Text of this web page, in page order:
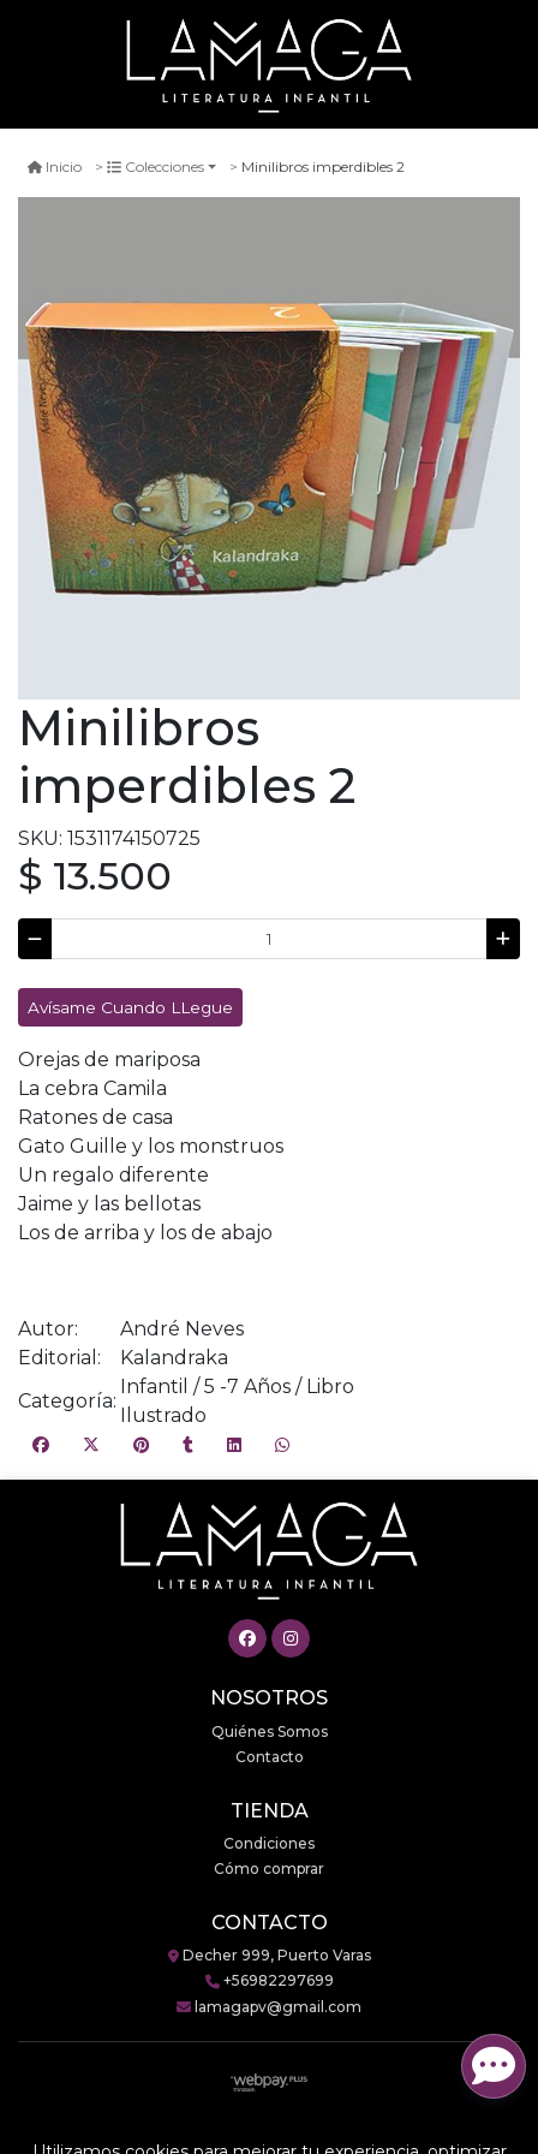
Inicio Colecciones Minilibros imperdibles 2
Minilibros
imperdibles 2
SKU: 1531174150725
$ 13.500
Avísame Cuando LLegue
Orejas de mariposa
La cebra Camila
Ratones de casa
Gato Guille y los monstruos
Un regalo diferente
Jaime y las bellotas
Los de arriba y los de abajo
Autor:
André Neves
Editorial:
Kalandraka
Categoría:
Infantil / 5 -7 Años / Libro
Ilustrado
NOSOTROS
Quiénes Somos
Contacto
TIENDA
Condiciones
Cómo comprar
CONTACTO
Decher 999, Puerto Varas
+56982297699
lamagapv@gmail.com
Creado porBsale